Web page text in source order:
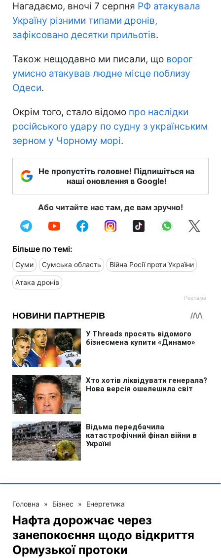
Нагадаємо, вночі 7 серпня РФ атакувала
Україну різними типами дронів,
зафіксовано десятки прильотів.
Також нещодавно ми писали, що ворог
умисно атакував людне місце поблизу
Одеси.
Окрім того, стало відомо про наслідки
російського удару по судну з українським
зерном у Чорному морі.
Не пропустіть головне! Підпишіться на
наші оновлення в Google!
Або читайте нас там, де вам зручно!
Більше по темі:
Суми Сумська область Війна Росії проти України
Атака дронів
Головна » Бізнес » Енергетика
Нафта дорожчає через
занепокоєння щодо відкриття
Ормузької протоки